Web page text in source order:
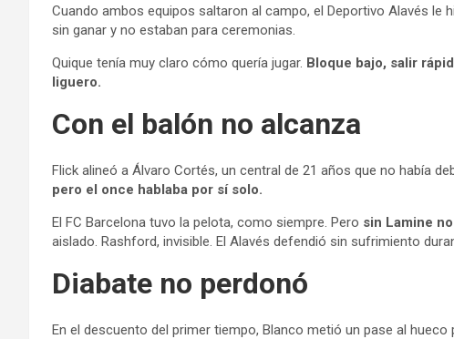
Cuando ambos equipos saltaron al campo, el Deportivo Alavés le
sin ganar y no estaban para ceremonias.
Quique tenía muy claro cómo quería jugar. Bloque bajo, salir
liguero.
Con el balón no alcanza
Flick alineó a Álvaro Cortés, un central de 21 años que no había
pero el once hablaba por sí solo.
El FC Barcelona tuvo la pelota, como siempre. Pero sin Lamine
aislado. Rashford, invisible. El Alavés defendió sin sufrimiento
Diabate no perdonó
En el descuento del primer tiempo, Blanco metió un pase al hueco